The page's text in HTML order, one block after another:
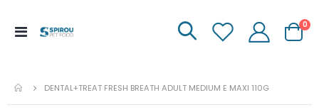
Menu
0
DENTAL+TREAT FRESH BREATH ADULT MEDIUM E MAXI 110G